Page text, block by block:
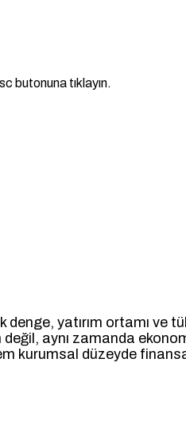
butonuna tıklayın.
yatırım ortamı
değil, aynı zamanda
kurumsal düzeyde